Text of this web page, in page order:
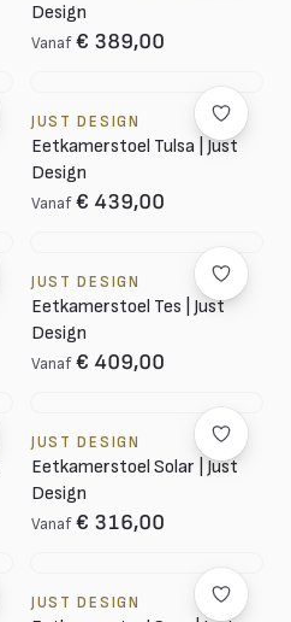
Design
Vanaf € 389,00
JUST DESIGN
Eetkamerstoel Tulsa | Just
Design
Vanaf € 439,00
JUST DESIGN
Eetkamerstoel Tes | Just
Design
Vanaf € 409,00
JUST DESIGN
Eetkamerstoel Solar | Just
Design
Vanaf € 316,00
JUST DESIGN